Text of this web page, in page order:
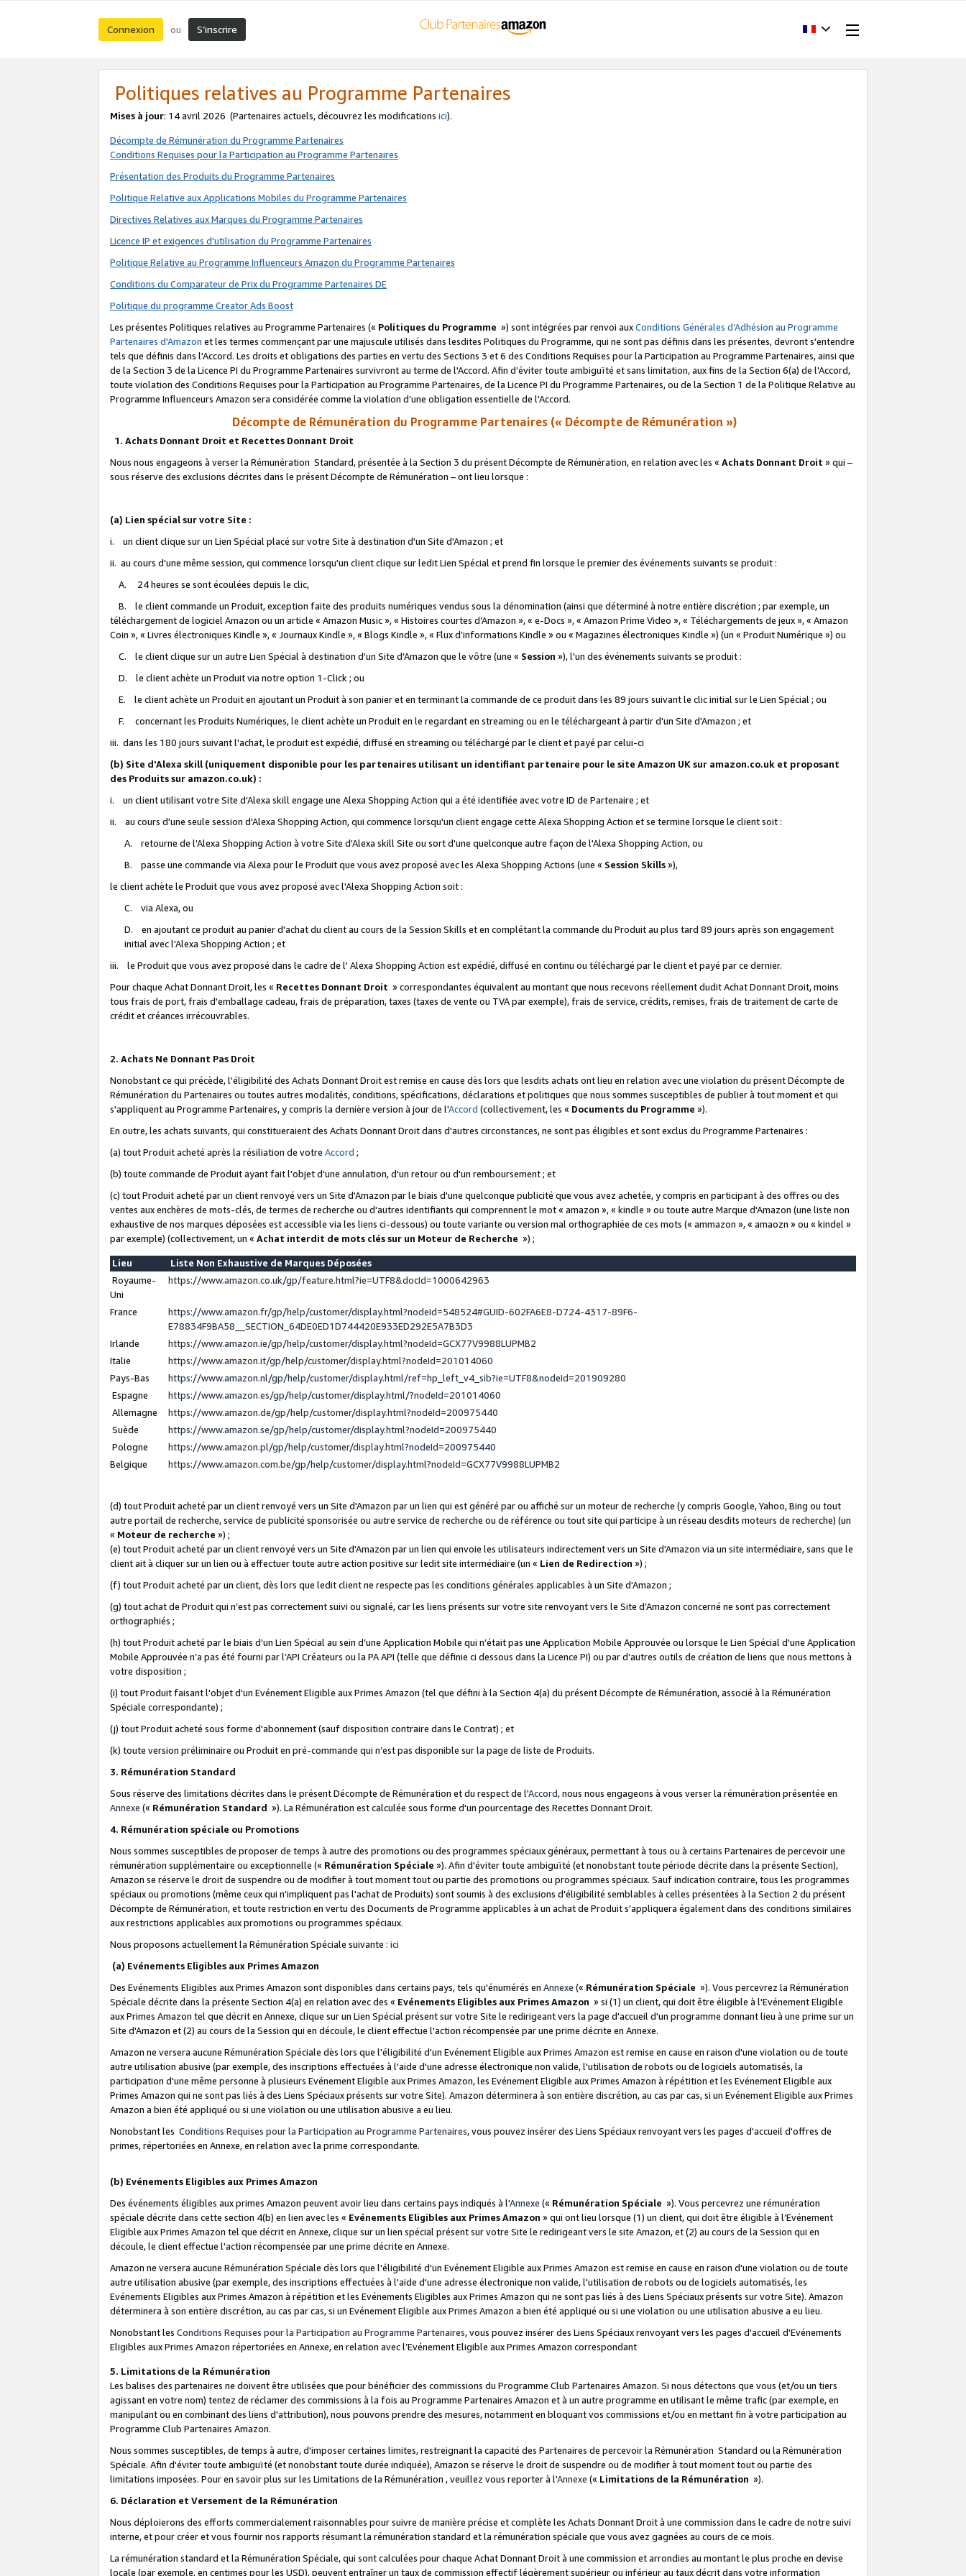
Connexion ou S’inscrire
Politiques relatives au Programme Partenaires
Mises à jour: 14 avril 2026 (Partenaires actuels, découvrez les modifications ici).
Décompte de Rémunération du Programme Partenaires
Conditions Requises pour la Participation au Programme Partenaires
Présentation des Produits du Programme Partenaires
Politique Relative aux Applications Mobiles du Programme Partenaires
Directives Relatives aux Marques du Programme Partenaires
Licence IP et exigences d'utilisation du Programme Partenaires
Politique Relative au Programme Influenceurs Amazon du Programme Partenaires
Conditions du Comparateur de Prix du Programme Partenaires DE
Politique du programme Creator Ads Boost
Les présentes Politiques relatives au Programme Partenaires (« Politiques du Programme ») sont intégrées par renvoi auxConditions Générales d’Adhésion au Programme
Partenaires d'Amazon et les termes commençant par une majuscule utilisés dans lesdites Politiques du Programme, qui ne sont pas définis dans les présentes, devront s'entendre
tels que définis dans l'Accord. Les droits et obligations des parties en vertu des Sections 3 et 6 des Conditions Requises pour la Participation au Programme Partenaires, ainsi que
de la Section 3 de la Licence PI du Programme Partenaires survivront au terme de l'Accord. Afin d’éviter toute ambiguïté et sans limitation, aux fins de la Section 6(a) de l'Accord,
toute violation des Conditions Requises pour la Participation au Programme Partenaires, de la Licence PI du Programme Partenaires, ou de la Section 1 de la Politique Relative au
Programme Influenceurs Amazon sera considérée comme la violation d’une obligation essentielle de l'Accord.
Décompte de Rémunération du Programme Partenaires (« Décompte de Rémunération »)
1. Achats Donnant Droit et Recettes Donnant Droit
Nous nous engageons à verser la Rémunération Standard, présentée à la Section 3 du présent Décompte de Rémunération, en relation avec les « Achats Donnant Droit » qui –
sous réserve des exclusions décrites dans le présent Décompte de Rémunération – ont lieu lorsque :
(a) Lien spécial sur votre Site :
i. un client clique sur un Lien Spécial placé sur votre Site à destination d'un Site d'Amazon ; et
ii. au cours d'une même session, qui commence lorsqu'un client clique sur ledit Lien Spécial et prend fin lorsque le premier des événements suivants se produit :
A. 24 heures se sont écoulées depuis le clic,
B. le client commande un Produit, exception faite des produits numériques vendus sous la dénomination (ainsi que déterminé à notre entière discrétion ; par exemple, un
téléchargement de logiciel Amazon ou un article « Amazon Music », « Histoires courtes d’Amazon », « e-Docs », « Amazon Prime Video », « Téléchargements de jeux », « Amazon
Coin », « Livres électroniques Kindle », « Journaux Kindle », « Blogs Kindle », « Flux d’informations Kindle » ou « Magazines électroniques Kindle ») (un « Produit Numérique ») ou
C. le client clique sur un autre Lien Spécial à destination d'un Site d'Amazon que le vôtre (une « Session »), l'un des événements suivants se produit :
D. le client achète un Produit via notre option 1-Click ; ou
E. le client achète un Produit en ajoutant un Produit à son panier et en terminant la commande de ce produit dans les 89 jours suivant le clic initial sur le Lien Spécial ; ou
F. concernant les Produits Numériques, le client achète un Produit en le regardant en streaming ou en le téléchargeant à partir d'un Site d'Amazon ; et
iii. dans les 180 jours suivant l'achat, le produit est expédié, diffusé en streaming ou téléchargé par le client et payé par celui-ci
(b) Site d'Alexa skill (uniquement disponible pour les partenaires utilisant un identifiant partenaire pour le site Amazon UK sur amazon.co.uk et proposant
des Produits sur amazon.co.uk) :
i. un client utilisant votre Site d'Alexa skill engage une Alexa Shopping Action qui a été identifiée avec votre ID de Partenaire ; et
ii. au cours d'une seule session d'Alexa Shopping Action, qui commence lorsqu'un client engage cette Alexa Shopping Action et se termine lorsque le client soit :
A. retourne de l'Alexa Shopping Action à votre Site d'Alexa skill Site ou sort d'une quelconque autre façon de l'Alexa Shopping Action, ou
B. passe une commande via Alexa pour le Produit que vous avez proposé avec les Alexa Shopping Actions (une « Session Skills»),
le client achète le Produit que vous avez proposé avec l'Alexa Shopping Action soit :
C. via Alexa, ou
D. en ajoutant ce produit au panier d'achat du client au cours de la Session Skills et en complétant la commande du Produit au plus tard 89 jours après son engagement
initial avec l'Alexa Shopping Action ; et
iii. le Produit que vous avez proposé dans le cadre de l' Alexa Shopping Action est expédié, diffusé en continu ou téléchargé par le client et payé par ce dernier.
Pour chaque Achat Donnant Droit, les « Recettes Donnant Droit » correspondantes équivalent au montant que nous recevons réellement dudit Achat Donnant Droit, moins
tous frais de port, frais d'emballage cadeau, frais de préparation, taxes (taxes de vente ou TVA par exemple), frais de service, crédits, remises, frais de traitement de carte de
crédit et créances irrécouvrables.
2. Achats Ne Donnant Pas Droit
Nonobstant ce qui précède, l'éligibilité des Achats Donnant Droit est remise en cause dès lors que lesdits achats ont lieu en relation avec une violation du présent Décompte de
Rémunération du Partenaires ou toutes autres modalités, conditions, spécifications, déclarations et politiques que nous sommes susceptibles de publier à tout moment et qui
s'appliquent au Programme Partenaires, y compris la dernière version à jour de l'Accord (collectivement, les « Documents du Programme »).
En outre, les achats suivants, qui constitueraient des Achats Donnant Droit dans d'autres circonstances, ne sont pas éligibles et sont exclus du Programme Partenaires :
(a) tout Produit acheté après la résiliation de votre Accord ;
(b) toute commande de Produit ayant fait l'objet d'une annulation, d'un retour ou d'un remboursement ; et
(c) tout Produit acheté par un client renvoyé vers un Site d'Amazon par le biais d'une quelconque publicité que vous avez achetée, y compris en participant à des offres ou des
ventes aux enchères de mots-clés, de termes de recherche ou d'autres identifiants qui comprennent le mot « amazon », « kindle » ou toute autre Marque d'Amazon (une liste non
exhaustive de nos marques déposées est accessible via les liens ci-dessous) ou toute variante ou version mal orthographiée de ces mots (« ammazon », « amaozn » ou « kindel »
par exemple) (collectivement, un « Achat interdit de mots clés sur un Moteur de Recherche ») ;
Lieu
Liste Non Exhaustive de Marques Déposées
Royaume-
Uni
https://www.amazon.co.uk/gp/feature.html?ie=UTF8&docId=1000642963
France
https://www.amazon.fr/gp/help/customer/display.html?nodeId=548524#GUID-602FA6E8-D724-4317-89F6-
E78834F9BA58__SECTION_64DE0ED1D744420E933ED292E5A7B3D3
Irlande
https://www.amazon.ie/gp/help/customer/display.html?nodeId=GCX77V9988LUPMB2
Italie
https://www.amazon.it/gp/help/customer/display.html?nodeId=201014060
Pays-Bas
https://www.amazon.nl/gp/help/customer/display.html/ref=hp_left_v4_sib?ie=UTF8&nodeId=201909280
Espagne
https://www.amazon.es/gp/help/customer/display.html/?nodeId=201014060
Allemagne
https://www.amazon.de/gp/help/customer/display.html?nodeId=200975440
Suède
https://www.amazon.se/gp/help/customer/display.html?nodeId=200975440
Pologne
https://www.amazon.pl/gp/help/customer/display.html?nodeId=200975440
Belgique
https://www.amazon.com.be/gp/help/customer/display.html?nodeId=GCX77V9988LUPMB2
(d) tout Produit acheté par un client renvoyé vers un Site d'Amazon par un lien qui est généré par ou affiché sur un moteur de recherche (y compris Google, Yahoo, Bing ou tout
autre portail de recherche, service de publicité sponsorisée ou autre service de recherche ou de référence ou tout site qui participe à un réseau desdits moteurs de recherche) (un
« Moteur de recherche ») ;
(e) tout Produit acheté par un client renvoyé vers un Site d'Amazon par un lien qui envoie les utilisateurs indirectement vers un Site d'Amazon via un site intermédiaire, sans que le
client ait à cliquer sur un lien ou à effectuer toute autre action positive sur ledit site intermédiaire (un « Lien de Redirection ») ;
(f) tout Produit acheté par un client, dès lors que ledit client ne respecte pas les conditions générales applicables à un Site d'Amazon ;
(g) tout achat de Produit qui n’est pas correctement suivi ou signalé, car les liens présents sur votre site renvoyant vers le Site d’Amazon concerné ne sont pas correctement
orthographiés ;
(h) tout Produit acheté par le biais d’un Lien Spécial au sein d’une Application Mobile qui n’était pas une Application Mobile Approuvée ou lorsque le Lien Spécial d'une Application
Mobile Approuvée n’a pas été fourni par l’API Créateurs ou la PA API (telle que définie ci dessous dans la Licence PI) ou par d’autres outils de création de liens que nous mettons à
votre disposition ;
(i) tout Produit faisant l'objet d'un Evénement Eligible aux Primes Amazon (tel que défini à la Section 4(a) du présent Décompte de Rémunération, associé à la Rémunération
Spéciale correspondante) ;
(j) tout Produit acheté sous forme d'abonnement (sauf disposition contraire dans le Contrat) ; et
(k) toute version préliminaire ou Produit en pré-commande qui n’est pas disponible sur la page de liste de Produits.
3. Rémunération Standard
Sous réserve des limitations décrites dans le présent Décompte de Rémunération et du respect de l'Accord, nous nous engageons à vous verser la rémunération présentée en
Annexe (« Rémunération Standard »). La Rémunération est calculée sous forme d'un pourcentage des Recettes Donnant Droit.
4. Rémunération spéciale ou Promotions
Nous sommes susceptibles de proposer de temps à autre des promotions ou des programmes spéciaux généraux, permettant à tous ou à certains Partenaires de percevoir une
rémunération supplémentaire ou exceptionnelle (« Rémunération Spéciale »). Afin d'éviter toute ambiguïté (et nonobstant toute période décrite dans la présente Section),
Amazon se réserve le droit de suspendre ou de modifier à tout moment tout ou partie des promotions ou programmes spéciaux. Sauf indication contraire, tous les programmes
spéciaux ou promotions (même ceux qui n'impliquent pas l'achat de Produits) sont soumis à des exclusions d'éligibilité semblables à celles présentées à la Section 2 du présent
Décompte de Rémunération, et toute restriction en vertu des Documents de Programme applicables à un achat de Produit s'appliquera également dans des conditions similaires
aux restrictions applicables aux promotions ou programmes spéciaux.
Nous proposons actuellement la Rémunération Spéciale suivante : ici
(a) Evénements Eligibles aux Primes Amazon
Des Evénements Eligibles aux Primes Amazon sont disponibles dans certains pays, tels qu'énumérés en Annexe (« Rémunération Spéciale »). Vous percevrez la Rémunération
Spéciale décrite dans la présente Section 4(a) en relation avec des « Evénements Eligibles aux Primes Amazon » si (1) un client, qui doit être éligible à l'Evénement Eligible
aux Primes Amazon tel que décrit en Annexe, clique sur un Lien Spécial présent sur votre Site le redirigeant vers la page d'accueil d'un programme donnant lieu à une prime sur un
Site d'Amazon et (2) au cours de la Session qui en découle, le client effectue l'action récompensée par une prime décrite en Annexe.
Amazon ne versera aucune Rémunération Spéciale dès lors que l'éligibilité d'un Evénement Eligible aux Primes Amazon est remise en cause en raison d'une violation ou de toute
autre utilisation abusive (par exemple, des inscriptions effectuées à l'aide d'une adresse électronique non valide, l'utilisation de robots ou de logiciels automatisés, la
participation d'une même personne à plusieurs Evénement Eligible aux Primes Amazon, les Evénement Eligible aux Primes Amazon à répétition et les Evénement Eligible aux
Primes Amazon qui ne sont pas liés à des Liens Spéciaux présents sur votre Site). Amazon déterminera à son entière discrétion, au cas par cas, si un Evénement Eligible aux Primes
Amazon a bien été appliqué ou si une violation ou une utilisation abusive a eu lieu.
Nonobstant les Conditions Requises pour la Participation au Programme Partenaires, vous pouvez insérer des Liens Spéciaux renvoyant vers les pages d'accueil d'offres de
primes, répertoriées en Annexe, en relation avec la prime correspondante.
(b) Evénements Eligibles aux Primes Amazon
Des événements éligibles aux primes Amazon peuvent avoir lieu dans certains pays indiqués à l'Annexe (« Rémunération Spéciale »). Vous percevrez une rémunération
spéciale décrite dans cette section 4(b) en lien avec les « Evénements Eligibles aux Primes Amazon » qui ont lieu lorsque (1) un client, qui doit être éligible à l’Evénement
Eligible aux Primes Amazon tel que décrit en Annexe, clique sur un lien spécial présent sur votre Site le redirigeant vers le site Amazon, et (2) au cours de la Session qui en
découle, le client effectue l'action récompensée par une prime décrite en Annexe.
Amazon ne versera aucune Rémunération Spéciale dès lors que l'éligibilité d'un Evénement Eligible aux Primes Amazon est remise en cause en raison d'une violation ou de toute
autre utilisation abusive (par exemple, des inscriptions effectuées à l'aide d'une adresse électronique non valide, l'utilisation de robots ou de logiciels automatisés, les
Evénements Eligibles aux Primes Amazon à répétition et les Evénements Eligibles aux Primes Amazon qui ne sont pas liés à des Liens Spéciaux présents sur votre Site). Amazon
déterminera à son entière discrétion, au cas par cas, si un Evénement Eligible aux Primes Amazon a bien été appliqué ou si une violation ou une utilisation abusive a eu lieu.
Nonobstant les Conditions Requises pour la Participation au Programme Partenaires, vous pouvez insérer des Liens Spéciaux renvoyant vers les pages d'accueil d'Evénements
Eligibles aux Primes Amazon répertoriées en Annexe, en relation avec l’Evénement Eligible aux Primes Amazon correspondant
5. Limitations de la Rémunération
Les balises des partenaires ne doivent être utilisées que pour bénéficier des commissions du Programme Club Partenaires Amazon. Si nous détectons que vous (et/ou un tiers
agissant en votre nom) tentez de réclamer des commissions à la fois au Programme Partenaires Amazon et à un autre programme en utilisant le même trafic (par exemple, en
manipulant ou en combinant des liens d'attribution), nous pouvons prendre des mesures, notamment en bloquant vos commissions et/ou en mettant fin à votre participation au
Programme Club Partenaires Amazon.
Nous sommes susceptibles, de temps à autre, d'imposer certaines limites, restreignant la capacité des Partenaires de percevoir la Rémunération Standard ou la Rémunération
Spéciale. Afin d'éviter toute ambiguïté (et nonobstant toute durée indiquée), Amazon se réserve le droit de suspendre ou de modifier à tout moment tout ou partie des
limitations imposées. Pour en savoir plus sur les Limitations de la Rémunération , veuillez vous reporter à l'Annexe (« Limitations de la Rémunération »).
6. Déclaration et Versement de la Rémunération
Nous déploierons des efforts commercialement raisonnables pour suivre de manière précise et complète les Achats Donnant Droit à une commission dans le cadre de notre suivi
interne, et pour créer et vous fournir nos rapports résumant la rémunération standard et la rémunération spéciale que vous avez gagnées au cours de ce mois.
La rémunération standard et la Rémunération Spéciale, qui sont calculées pour chaque Achat Donnant Droit à une commission et arrondies au montant le plus proche en devise
locale (par exemple, en centimes pour les USD), peuvent entraîner un taux de commission effectif légèrement supérieur ou inférieur au taux décrit dans votre information